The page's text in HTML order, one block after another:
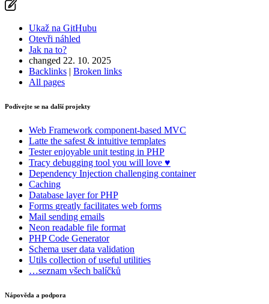
Ukaž na GitHubu
Otevři náhled
Jak na to?
changed 22. 10. 2025
Backlinks | Broken links
All pages
Podívejte se na další projekty
Web Framework component-based MVC
Latte the safest & intuitive templates
Testerenjoyable unit testing in PHP
Tracy debugging tool you will love ♥
Dependency Injection challenging container
Caching
Database layer for PHP
Forms greatly facilitates web forms
Mail sending emails
Neon readable file format
PHP Code Generator
Schema user data validation
Utils collection of useful utilities
…seznam všech balíčků
Nápověda a podpora